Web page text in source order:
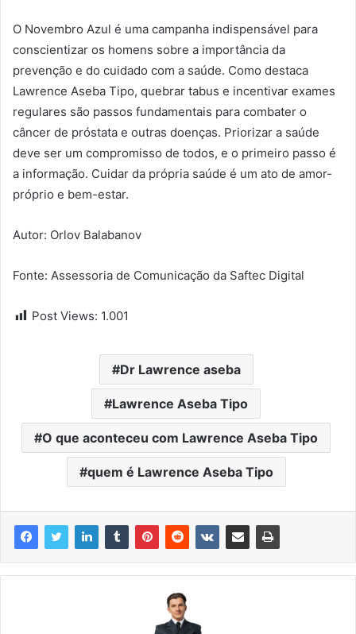
O Novembro Azul é uma campanha indispensável para
conscientizar os homens sobre a importância da
prevenção e do cuidado com a saúde. Como destaca
Lawrence Aseba Tipo, quebrar tabus e incentivar exames
regulares são passos fundamentais para combater o
câncer de próstata e outras doenças. Priorizar a saúde
deve ser um compromisso de todos, e o primeiro passo é
a informação. Cuidar da própria saúde é um ato de amor-
próprio e bem-estar.
Autor: Orlov Balabanov
Fonte: Assessoria de Comunicação da Saftec Digital
Post Views: 1.001
Dr Lawrence aseba
Lawrence Aseba Tipo
O que aconteceu com Lawrence Aseba Tipo
quem é Lawrence Aseba Tipo